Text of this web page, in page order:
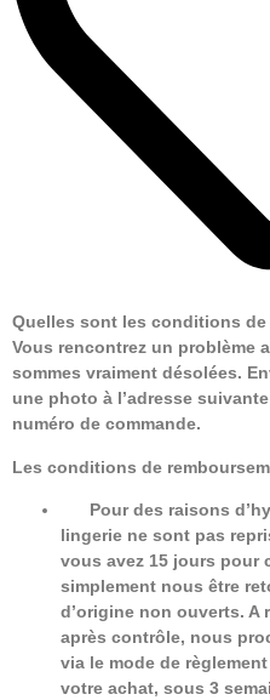
Quelles sont les conditions
Vous rencontrez un problème
sommes vraiment désolées.
une photo à l’adresse
numéro de commande.
Les conditions de
Pour des raisons
lingerie ne sont pas
vous avez 15 jours pour
simplement nous être
d’origine non ouverts.
après contrôle, nous
via le mode de
votre achat, sous 3